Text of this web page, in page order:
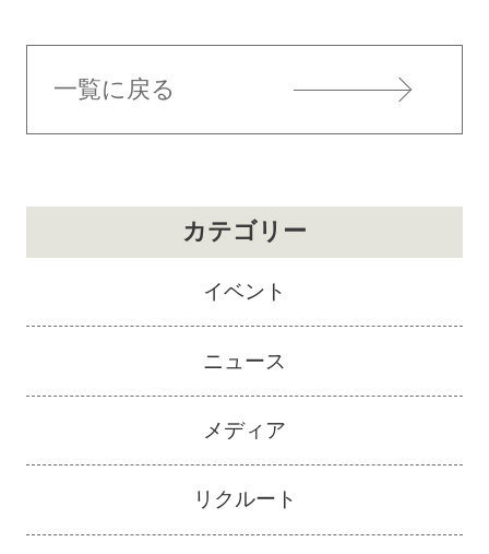
カテゴリー
イベント
ニュース
メディア
リクルート
一覧に戻る